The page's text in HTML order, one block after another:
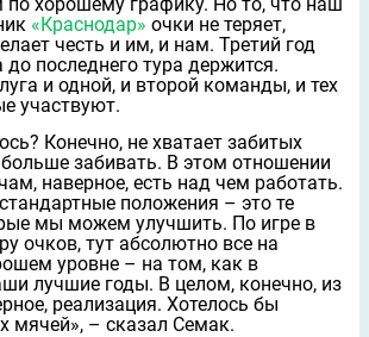
«Краснодар» очки не теряет,
честь и им, и нам. Третий год
до последнего тура держится.
и одной, и второй команды, и тех
участвуют.
Конечно, не хватает забитых
забивать. В этом отношении
наверное, есть над чем работать.
положения – это те
мы можем улучшить. По игре в
очков, тут абсолютно все на
уровне – на том, как в
лучшие годы. В целом, конечно, из
реализация. Хотелось бы
мячей», – сказал Семак.